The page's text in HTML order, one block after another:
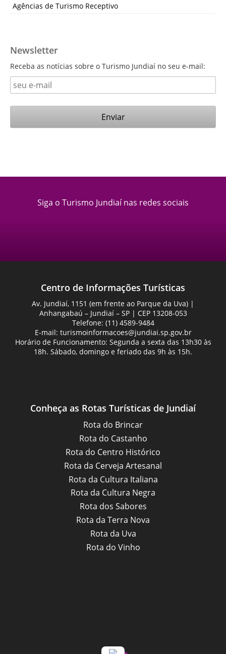
Agências de Turismo Receptivo
Newsletter
Receba as notícias sobre o Turismo Jundiaí no seu e-mail:
Siga o Turismo Jundiaí nas redes sociais
Conheça as Rotas Turísticas de Jundiaí
Rota do Brincar
Rota do Castanho
Rota do Centro Histórico
Rota da Cerveja Artesanal
Rota da Cultura Italiana
Rota da Cultura Negra
Rota dos Sabores
Rota da Terra Nova
Rota da Uva
Rota do Vinho
Centro de Informações Turísticas
Av. Jundiaí, 1151 (em frente ao Parque da Uva) |
Anhangabaú – Jundiaí – SP | CEP 13208-053
Telefone: (11) 4589-9484
E-mail: turismoinformacoes@jundiai.sp.gov.br
Horário de Funcionamento: Segunda a sexta das 13h30 às
18h. Sábado, domingo e feriado das 9h às 15h.